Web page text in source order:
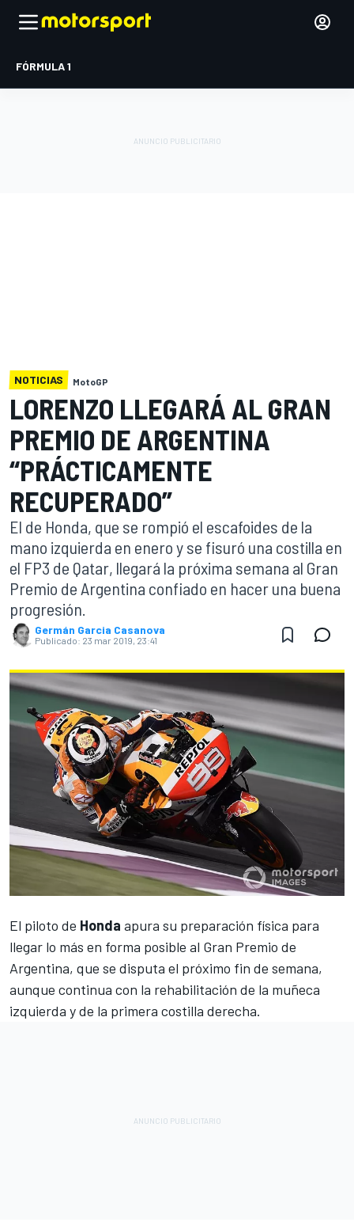
FÓRMULA 1
NOTICIAS MotoGP
LORENZO LLEGARÁ AL GRAN
PREMIO DE ARGENTINA
“PRÁCTICAMENTE
RECUPERADO”
El de Honda, que se rompió el escafoides de la
mano izquierda en enero y se fisuró una costilla en
el FP3 de Qatar, llegará la próxima semana al Gran
Premio de Argentina confiado en hacer una buena
progresión.
Germán Garcia Casanova
Publicado: 23 mar 2019, 23:41
El piloto de Honda apura su preparación física para
llegar lo más en forma posible al Gran Premio de
Argentina, que se disputa el próximo fin de semana,
aunque continua con la rehabilitación de la muñeca
izquierda y de la primera costilla derecha.